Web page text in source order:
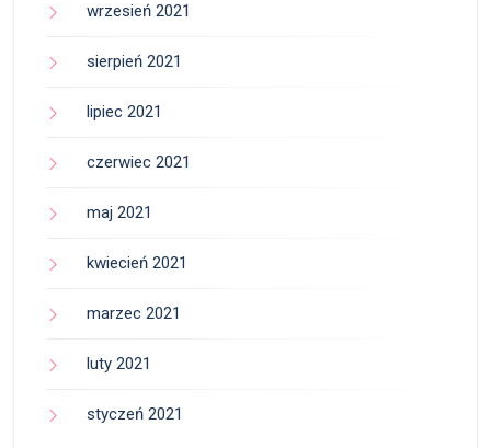
wrzesień 2021
sierpień 2021
lipiec 2021
czerwiec 2021
maj 2021
kwiecień 2021
marzec 2021
luty 2021
styczeń 2021